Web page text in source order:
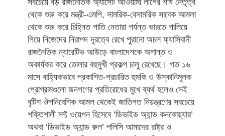
সবচেয়ে বড় রাজনৈতিক অ্যাসেট আওয়ামী লীগের শীর্ষ নেতৃত্ব
থেকে শুরু করে মন্ত্রী-এমপি, সামরিক-বেসামরিক সাবেক আমলা
থেকে শুরু করে চিহ্নিত পাতি নেতারা পর্যন্ত ভারতে পালিয়ে
গিয়ে নিজেদের নিরাপদ দূরত্বে রেখে পুরানো অচল ফ্যাসিবাদী
রাজনৈতিক ন্যারেটিভ আউড়ে বাংলাদেশকে অশান্ত ও
অকার্যকর করে তোলার বহুমুখী প্রকল্প চালু রেখেছে। গত ১৬
মাসে বাহ্যিকভাবে প্রকাশিত-প্রচারিত হুমকি ও উস্কানিমূলক
প্রোগ্রামগুলো জনগণের প্রতিরোধের মুখে ব্যর্থ হলেও সেই
বৃটিশ ঔপনিবেশিক আমল থেকেই জাতিগত নিয়ন্ত্রণের সবচেয়ে
শক্তিশালী সফ্ট ওয়েপন হিসেবে ‘ডিভাইড অ্যান্ড কনকোয়্যার’
অথবা ‘ডিভাইড অ্যান্ড রুল’ পলিসি আমাদের রাষ্ট্র ও